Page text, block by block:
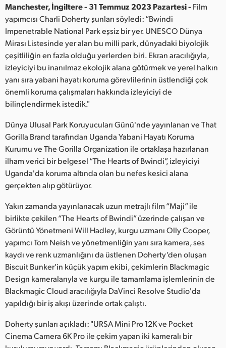
India
Italy
Japan
Korea
Mexico
Netherlands
New Zealand
Norway
Portugal
Singapore
South Africa
Spain
Sweden
Chinese Taipei
Manchester, İngiltere - 31 Temmuz 2023 Pazartesi - Film
yapımcısı Charli Doherty şunları söyledi: “Bwindi
Impenetrable National Park eşsiz bir yer. UNESCO Dünya
Mirası Listesinde yer alan bu milli park, dünyadaki biyolojik
çeşitliliğin en fazla olduğu yerlerden biri. Ekran aracılığıyla,
izleyiciyi bu inanılmaz ekolojik alana götürmek ve yerel halkın
yanı sıra yabani hayatı koruma görevlilerinin üstlendiği çok
önemli koruma çalışmaları hakkında izleyiciyi de
bilinçlendirmek istedik."
Dünya Ulusal Park Koruyucuları Günü'nde yayınlanan ve That
Gorilla Brand tarafından Uganda Yabani Hayatı Koruma
Kurumu ve The Gorilla Organization ile ortaklaşa hazırlanan
ilham verici bir belgesel “The Hearts of Bwindi”, izleyiciyi
Uganda'da koruma altında olan bu nefes kesici alana
gerçekten alıp götürüyor.
Yakın zamanda yayınlanacak uzun metrajlı film “Maji” ile
birlikte çekilen “The Hearts of Bwindi” üzerinde çalışan ve
Görüntü Yönetmeni Will Hadley, kurgu uzmanı Olly Cooper,
yapımcı Tom Neish ve yönetmenliğin yanı sıra kamera, ses
kaydı ve renk uzmanlığını da üstlenen Doherty’den oluşan
Biscuit Bunker'in küçük yapım ekibi, çekimlerin Blackmagic
Design kameralarıyla ve kurgu ile tamamlama işlemlerinin de
Blackmagic Cloud aracılığıyla DaVinci Resolve Studio'da
yapıldığı bir iş akışı üzerinde ortak çalıştı.
Doherty şunları açıkladı: "URSA Mini Pro 12K ve Pocket
Cinema Camera 6K Pro ile çekim yapan iki kameralı bir